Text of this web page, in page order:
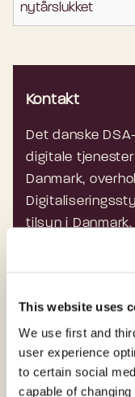
This website uses
We use first and
user experience
to certain social
capable of
nytårslukket
Kontakt
Det danske
digitale
Danmark,
tilsyn i Danmark.
Du kan
dsa@digst.dk